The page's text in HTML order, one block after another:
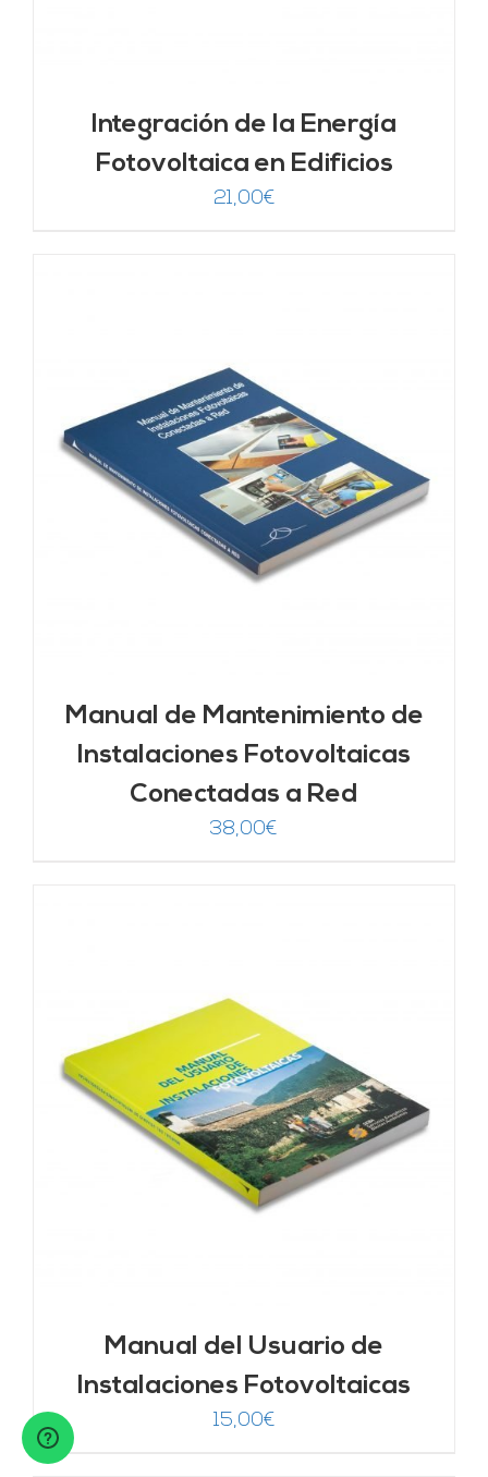
Integración de la Energía
Fotovoltaica en Edificios
21,00€
Manual de Mantenimiento de
Instalaciones Fotovoltaicas
Conectadas a Red
38,00€
Manual del Usuario de
Instalaciones Fotovoltaicas
15,00€